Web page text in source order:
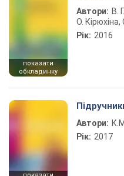
показати
обкладинку
Автори: В.
О.
Рік: 2016
Автори:
Рік: 2017